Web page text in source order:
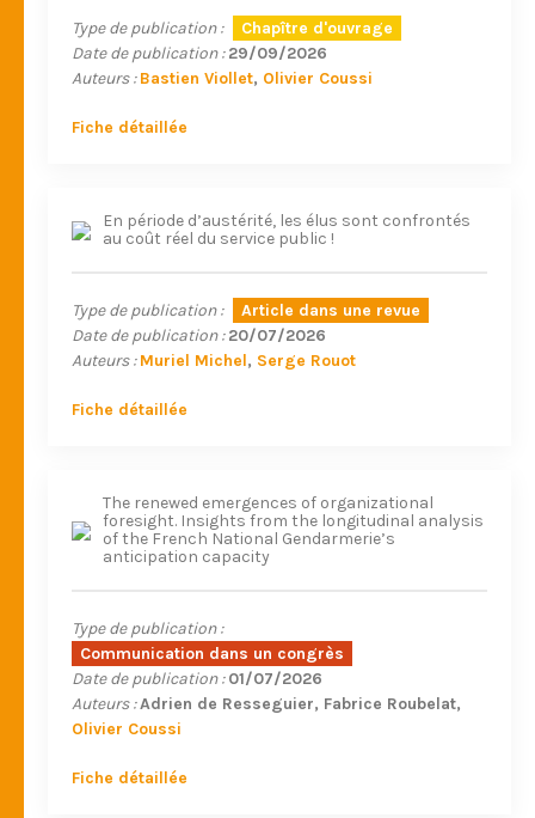
Type de publication :
Chapître d'ouvrage
Date de publication : 29/09/2026
Auteurs : Bastien Viollet Olivier Coussi
Fiche détaillée
En période d’austérité, les élus sont confrontés
au coût réel du service public !
Type de publication :
Article dans une revue
Date de publication : 20/07/2026
Auteurs : Muriel Michel Serge Rouot
Fiche détaillée
The renewed emergences of organizational
foresight. Insights from the longitudinal analysis
of the French National Gendarmerie’s
anticipation capacity
Type de publication :
Communication dans un congrès
Date de publication : 01/07/2026
Auteurs :Adrien de Resseguier Fabrice Roubelat
Olivier Coussi
Fiche détaillée